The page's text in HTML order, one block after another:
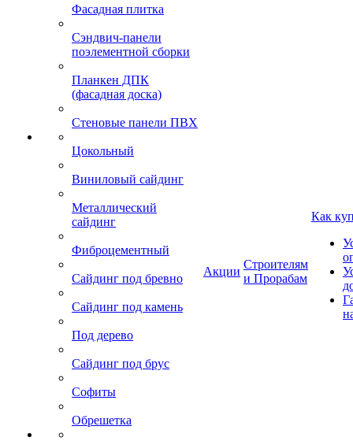
Фасадная плитка
Сэндвич-панели
поэлементной сборки
Планкен ДПК
(фасадная доска)
Стеновые панели ПВХ
Цокольный
Виниловый сайдинг
Металлический
сайдинг
Фиброцементный
Сайдинг под бревно
Сайдинг под камень
Под дерево
Сайдинг под брус
Софиты
Обрешетка
Акции
Строителям
и Прорабам
Как